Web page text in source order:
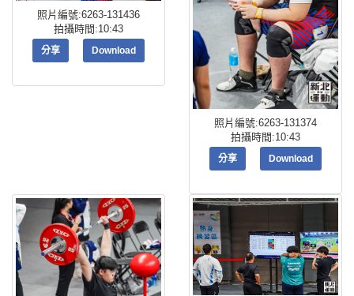
照片編號:6263-131436
拍攝時間:10:43
分享 Download
照片編號:6263-131374
拍攝時間:10:43
分享 Download